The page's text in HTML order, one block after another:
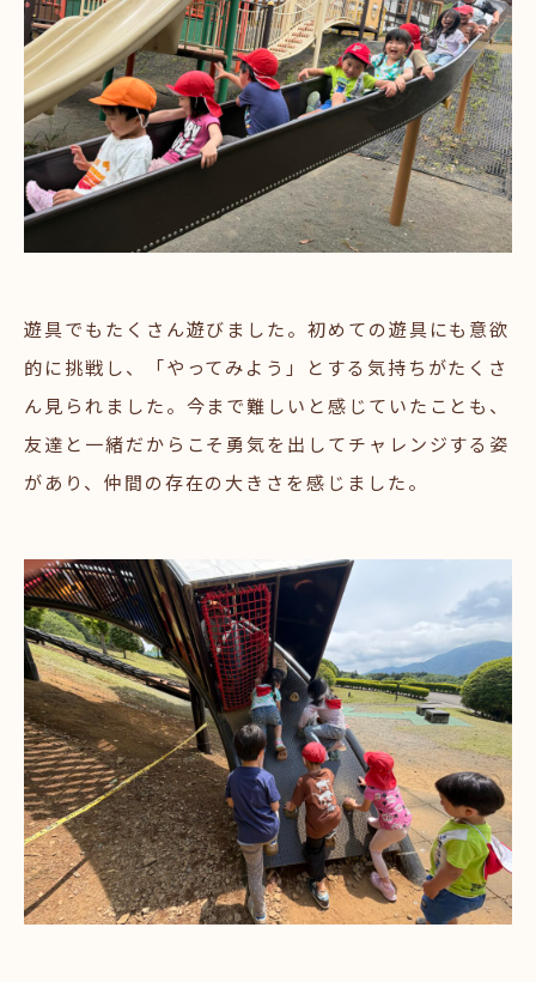
遊具でもたくさん遊びました。初めての遊具にも意欲
的に挑戦し、「やってみよう」とする気持ちがたくさ
ん見られました。今まで難しいと感じていたことも、
友達と一緒だからこそ勇気を出してチャレンジする姿
があり、仲間の存在の大きさを感じました。